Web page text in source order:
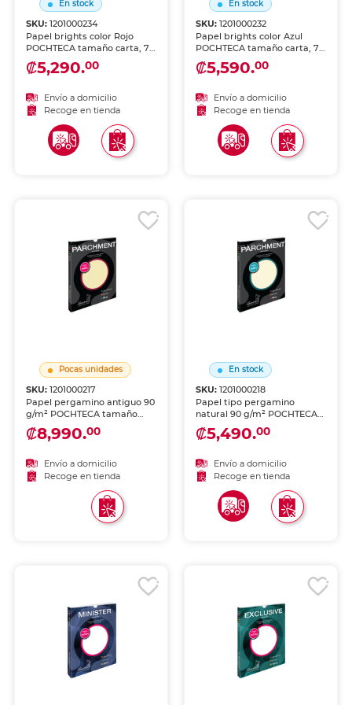
En stock
SKU:1201000234
Papel brights color Rojo
POCHTECA tamaño carta, 75
g/m², 100 hojas. Colores
vibrantes y alegres para
impresiones, flyers y
manualidades escolares y
de oficina.
₡5,290.00
Envío a domicilio
Recoge en tienda
En stock
SKU: 1201000232
Papel brights color Azul
POCHTECA tamaño carta, 75
g/m², 100 hojas. Colores
vibrantes y alegres para
impresiones, flyers y
manualidades escolares y
de oficina.
₡5,590.00
Envío a domicilio
Recoge en tienda
Pocas unidades
SKU:1201000217
Papel pergamino antiguo 90
g/m² POCHTECA tamaño
carta, 50 hojas. Textura
característica que simula el
Perfecto para diplomas,
certificados, menús y
documentos formales de
alta presentación.
₡8,990.00
Envío a domicilio
Recoge en tienda
En stock
SKU: 1201000218
Papel tipo pergamino
natural 90 g/m² POCHTECA
tamaño carta, 50 hojas.
Textura característica que
antiguo. Perfecto para
diplomas, certificados,
menús y documentos
formales de alta
presentación.
₡5,490.00
Envío a domicilio
Recoge en tienda